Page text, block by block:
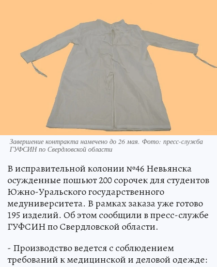
Завершение контракта намечено до 26 мая. Фото: пресс-служба
ГУФСИН по Свердловской области
В исправительной колонии №46 Невьянска
осужденные пошьют 200 сорочек для студентов
Южно-Уральского государственного
медуниверситета. В рамках заказа уже готово
195 изделий. Об этом сообщили в пресс-службе
ГУФСИН по Свердловской области.
- Производство ведется с соблюдением
требований к медицинской и деловой одежде: